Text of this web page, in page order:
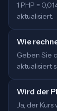
1 PHP =
aktualisiert.
Wie
Geben Sie
aktualisiert
Wird der
Ja, der